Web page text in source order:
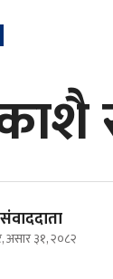
असार ३१, २०८२